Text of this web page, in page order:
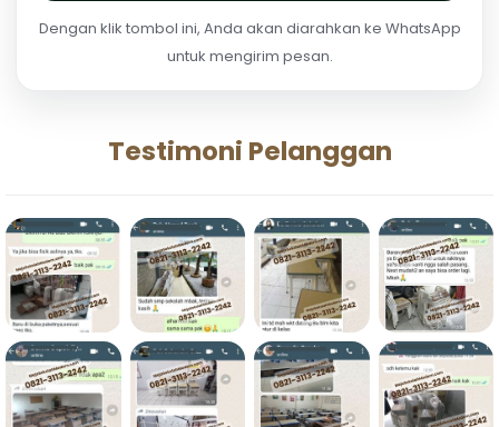
Dengan klik tombol ini, Anda akan diarahkan ke WhatsApp
untuk mengirim pesan.
Testimoni Pelanggan